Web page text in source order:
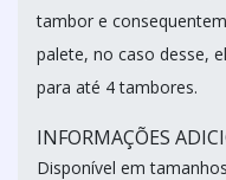
tambor e
palete, no caso desse,
para até 4 tambores.
INFORMAÇÕES
Disponível em